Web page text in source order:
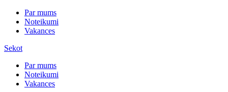
Par mums
Noteikumi
Vakances
Sekot
Par mums
Noteikumi
Vakances